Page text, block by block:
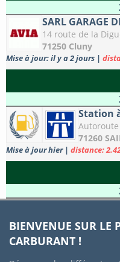
SARL GARAGE
14 route de la
71250 Cluny
Mise à jour: il y a 2 jours |
Station
71260
Mise à jour hier | distance:
BIENVENUE SUR LE
CARBURANT !